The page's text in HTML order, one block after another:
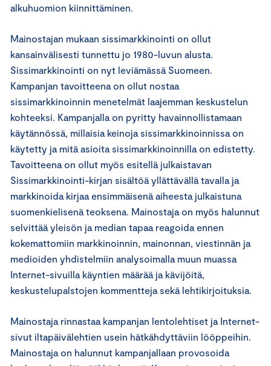
alkuhuomion kiinnittäminen.
Mainostajan mukaan sissimarkkinointi on ollut
kansainvälisesti tunnettu jo 1980-luvun alusta.
Sissimarkkinointi on nyt leviämässä Suomeen.
Kampanjan tavoitteena on ollut nostaa
sissimarkkinoinnin menetelmät laajemman keskustelun
kohteeksi. Kampanjalla on pyritty havainnollistamaan
käytännössä, millaisia keinoja sissimarkkinoinnissa on
käytetty ja mitä asioita sissimarkkinoinnilla on edistetty.
Tavoitteena on ollut myös esitellä julkaistavan
Sissimarkkinointi-kirjan sisältöä yllättävällä tavalla ja
markkinoida kirjaa ensimmäisenä aiheesta julkaistuna
suomenkielisenä teoksena. Mainostaja on myös halunnut
selvittää yleisön ja median tapaa reagoida ennen
kokemattomiin markkinoinnin, mainonnan, viestinnän ja
medioiden yhdistelmiin analysoimalla muun muassa
Internet-sivuilla käyntien määrää ja kävijöitä,
keskustelupalstojen kommentteja sekä lehtikirjoituksia.
Mainostaja rinnastaa kampanjan lentolehtiset ja Internet-
sivut iltapäivälehtien usein hätkähdyttäviin lööppeihin.
Mainostaja on halunnut kampanjallaan provosoida